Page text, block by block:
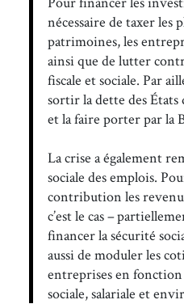
nécessaire de taxer les
patrimoines, les
ainsi que de lutter
fiscale et sociale. Par
sortir la dette des États
et la faire porter par la
La crise a également
sociale des emplois.
contribution les
c’est le cas –
financer la sécurité
aussi de moduler les
entreprises en
sociale, salariale et